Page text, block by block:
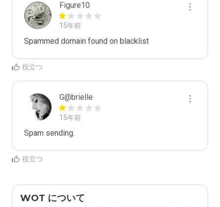
Figure10
15年前
Spammed domain found on blacklist
役立つ
G@brielle
15年前
Spam sending.
役立つ
WOT について